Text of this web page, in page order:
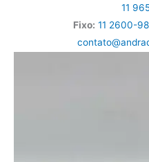
11
Fixo: 11 2600-